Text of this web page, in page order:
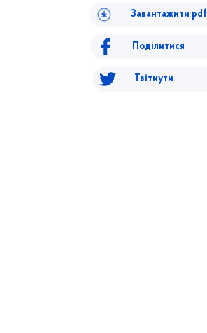
Завантажити pdf
Поділитися
Твітнути